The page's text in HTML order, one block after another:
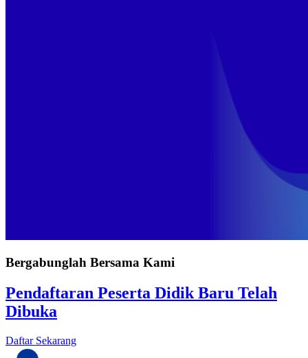
Bergabunglah Bersama Kami
Pendaftaran Peserta Didik Baru Telah
Dibuka
Daftar Sekarang